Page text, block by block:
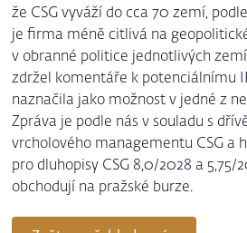
že CSG vyváží do cca 70 zemí,
je firma méně citlivá na
v obranné politice jednotlivých
zdržel komentáře k potenciálnímu
naznačila jako možnost v jedné z
Zpráva je podle nás v souladu s
vrcholového managementu CSG a
pro dluhopisy CSG 8,0/2028 a 5,75/
obchodují na pražské burze.